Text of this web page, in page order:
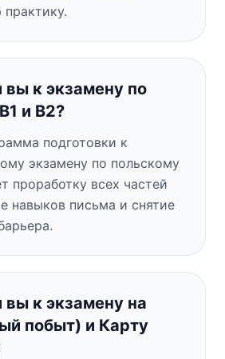
вы к экзамену по
и B2?
подготовки к
экзамену по польскому
проработку всех частей
навыков письма и снятие
вы к экзамену на
побыт) и Карту